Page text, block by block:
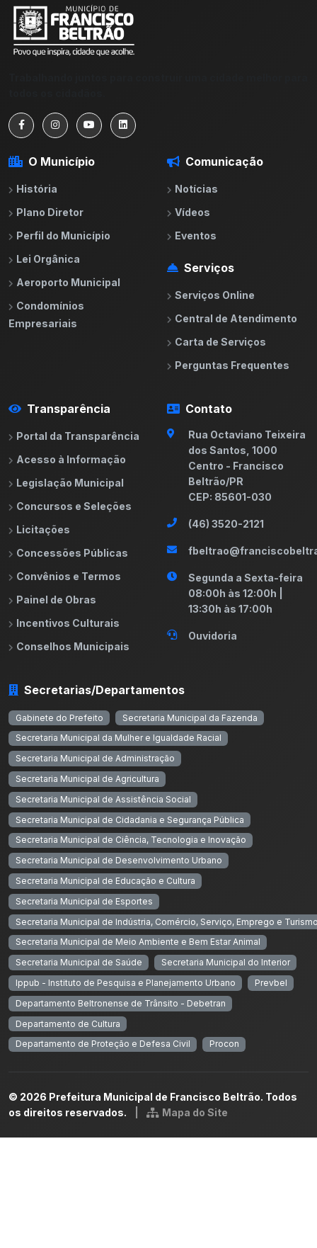
O Município
História
Plano Diretor
Perfil do Município
Lei Orgânica
Aeroporto Municipal
Condomínios
Empresariais
Comunicação
Notícias
Vídeos
Eventos
Serviços
Serviços Online
Central de Atendimento
Carta de Serviços
Perguntas Frequentes
Transparência
Portal da Transparência
Acesso à Informação
Legislação Municipal
Concursos e Seleções
Licitações
Concessões Públicas
Convênios e Termos
Painel de Obras
Incentivos Culturais
Conselhos Municipais
Contato
Rua Octaviano Teixeira
dos Santos, 1000
Centro - Francisco
Beltrão/PR
CEP: 85601-030
(46) 3520-2121
Segunda a Sexta-feira
08:00h às 12:00h |
13:30h às 17:00h
Ouvidoria
Secretarias/Departamentos
Gabinete do Prefeito
Secretaria Municipal da Fazenda
Secretaria Municipal da Mulher e Igualdade Racial
Secretaria Municipal de Administração
Secretaria Municipal de Agricultura
Secretaria Municipal de Assistência Social
Secretaria Municipal de Cidadania e Segurança Pública
Secretaria Municipal de Ciência, Tecnologia e Inovação
Secretaria Municipal de Desenvolvimento Urbano
Secretaria Municipal de Educação e Cultura
Secretaria Municipal de Esportes
Secretaria Municipal de Indústria, Comércio, Serviço, Emprego e
Secretaria Municipal de Meio Ambiente e Bem Estar Animal
Secretaria Municipal de Saúde
Secretaria Municipal do Interior
Ippub - Instituto de Pesquisa e Planejamento Urbano
Prevbel
Departamento Beltronense de Trânsito - Debetran
Departamento de Cultura
Departamento de Proteção e Defesa Civil
Procon
© 2026 Prefeitura Municipal de Francisco Beltrão. Todos
os direitos reservados.
Mapa do Site